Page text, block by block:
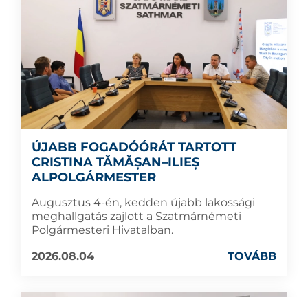
ÚJABB FOGADÓÓRÁT TARTOTT
CRISTINA TĂMĂȘAN–ILIEȘ
ALPOLGÁRMESTER
Augusztus 4-én, kedden újabb lakossági
meghallgatás zajlott a Szatmárnémeti
Polgármesteri Hivatalban.
2026.08.04
TOVÁBB